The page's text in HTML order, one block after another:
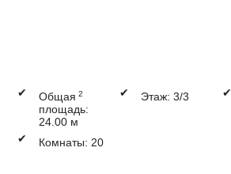
✔
Общая
площадь:
24.00 м
2 ✔ Этаж: 3/3 ✔
✔
Комнаты: 20